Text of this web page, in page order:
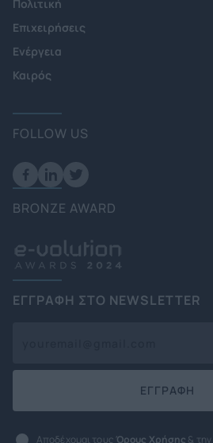
Πολιτική
Επιχειρήσεις
Ενέργεια
Καιρός
FOLLOW US
BRONZE AWARD
ΕΓΓΡΑΦΗ ΣΤΟ NEWSLETTER
ΕΓΓΡΑΦΗ
Αποδέχομαι τους Όρους Χρήσης & την